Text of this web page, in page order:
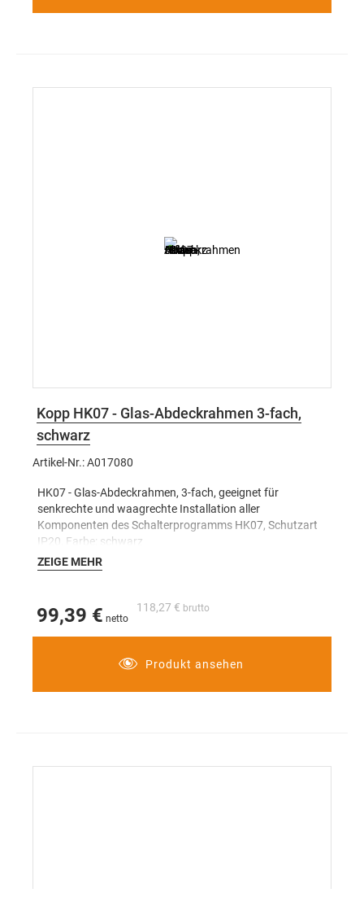
Kopp HK07 - Glas-Abdeckrahmen 3-fach,
schwarz
Artikel-Nr.: A017080
HK07 - Glas-Abdeckrahmen, 3-fach, geeignet für
senkrechte und waagrechte Installation aller
Komponenten des Schalterprogramms HK07, Schutzart
IP20, Farbe: schwarz
ZEIGE MEHR
118,27 €
99,39 €
Produkt ansehen